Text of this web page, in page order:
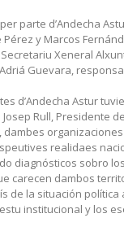
parte d’Andecha
y Marcos
Xeneral
Guevara,
d’Andecha Astur
Rull, Presidente
dambes
realidaes
diagnósticos sobro
carecen dambos
de la situación política
institucional y los